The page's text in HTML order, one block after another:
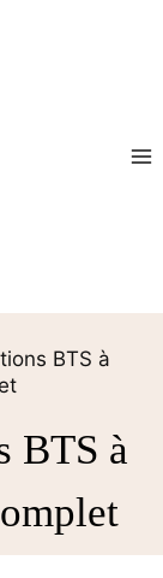
BTS à
BTS à